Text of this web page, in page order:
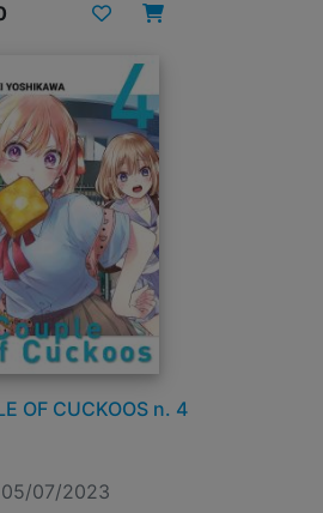
OF CUCKOOS n. 4
05/07/2023